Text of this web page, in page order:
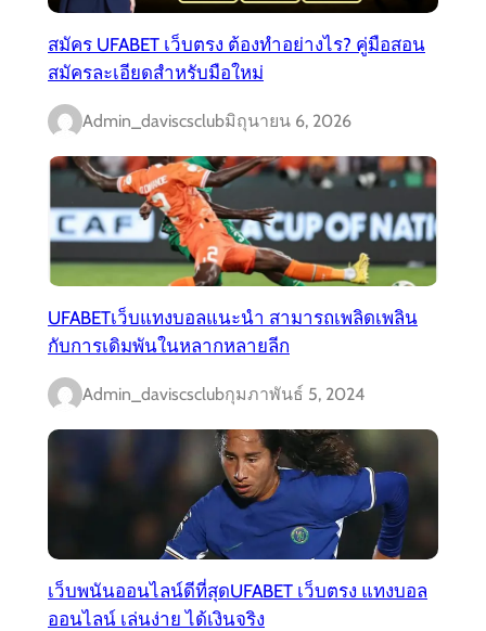
สมัคร UFABET เว็บตรง ต้องทำอย่างไร? คู่มือสอน
สมัครละเอียดสำหรับมือใหม่
Admin_daviscsclubมิถุนายน 6, 2026
UFABETเว็บแทงบอลแนะนำ สามารถเพลิดเพลิน
กับการเดิมพันในหลากหลายลีก
Admin_daviscsclubกุมภาพันธ์ 5, 2024
เว็บพนันออนไลน์ดีที่สุดUFABET เว็บตรง แทงบอล
ออนไลน์ เล่นง่าย ได้เงินจริง